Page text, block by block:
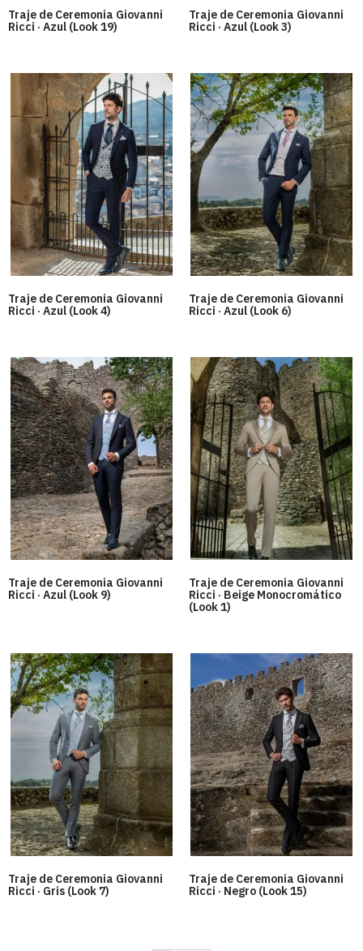
Traje de Ceremonia Giovanni
Ricci · Azul (Look 19)
Traje de Ceremonia Giovanni
Ricci · Azul (Look 3)
Traje de Ceremonia Giovanni
Ricci · Azul (Look 4)
Traje de Ceremonia Giovanni
Ricci · Azul (Look 6)
Traje de Ceremonia Giovanni
Ricci · Azul (Look 9)
Traje de Ceremonia Giovanni
Ricci · Beige Monocromático
(Look 1)
Traje de Ceremonia Giovanni
Ricci · Gris (Look 7)
Traje de Ceremonia Giovanni
Ricci · Negro (Look 15)